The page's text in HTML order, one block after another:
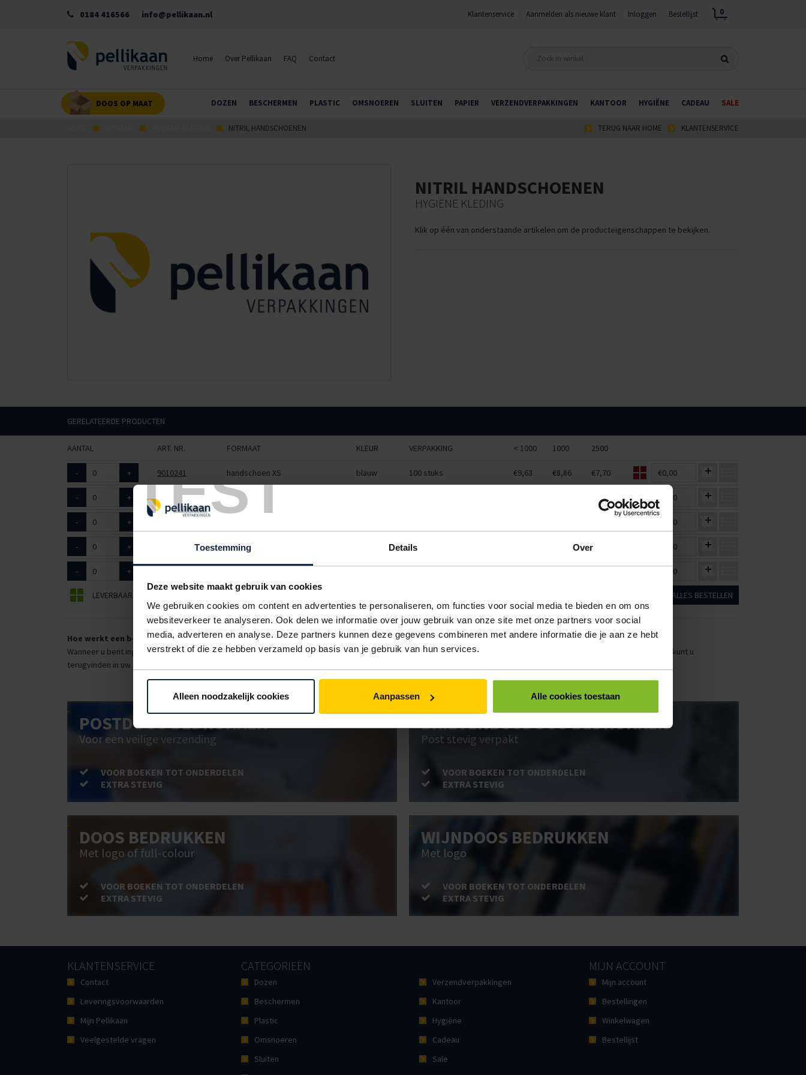
TEST
Toestemming Details Over
Deze website maakt gebruik van cookies
We gebruiken cookies om content en advertenties te personaliseren, om functies voor social media te bieden en om ons
websiteverkeer te analyseren. Ook delen we informatie over jouw gebruik van onze site met onze partners voor social
media, adverteren en analyse. Deze partners kunnen deze gegevens combineren met andere informatie die je aan ze hebt
verstrekt of die ze hebben verzameld op basis van je gebruik van hun services.
Alleen noodzakelijk cookies Aanpassen Alle cookies toestaan
0184 416566 info@pellikaan.nl Klantenservice Aanmelden als nieuwe klant Inloggen Bestellijst 0
Home Over Pellikaan FAQ Contact
DOZEN BESCHERMEN PLASTIC OMSNOEREN SLUITEN PAPIER VERZENDVERPAKKINGEN KANTOOR HYGIËNE CADEAU SALE
DOOS OP MAAT
NITRIL HANDSCHOENEN KLANTENSERVICE
TERUG NAAR HOME
NITRIL HANDSCHOENEN
HYGIËNE KLEDING
Klik op één van onderstaande artikelen om de producteigenschappen te bekijken.
GERELATEERDE PRODUCTEN
AANTAL ART. NR. FORMAAT KLEUR VERPAKKING < 1000 1000 2500
- + 9010241 handschoen XS blauw 100 stuks €9,63 €8,86 €7,70 €0,00
- + 9010242 handschoen S €7,70 €0,00
- + €0,00
- + handschoen L 100 stuks €7,70 €0,00
- + €0,00
LEVERBAAR BEPERKT LEVERBAAR ALLES BESTELLEN
Hoe werkt een bestellijst?
Wanneer u bent ingelogd, kunt u een eigen bestellijst maken. Gebruik bestel- en offertelijsten om eenvoudig en snel producten te bestellen. Uw bestel- en offertelijsten kunt u
terugvinden in uw account. Dat pakt altijd goed uit voor uw administratie!
POSTDOOS BEDRUKKEN
Voor een veilige verzending
VOOR BOEKEN TOT ONDERDELEN
EXTRA STEVIG
BRIEVENBUSDOOS BEDRUKKEN
Post stevig verpakt
VOOR BOEKEN TOT ONDERDELEN
EXTRA STEVIG
DOOS BEDRUKKEN
Met logo of full-colour
VOOR BOEKEN TOT ONDERDELEN
EXTRA STEVIG
WIJNDOOS BEDRUKKEN
Met logo
VOOR BOEKEN TOT ONDERDELEN
EXTRA STEVIG
KLANTENSERVICE
Contact
Leveringsvoorwaarden
Mijn Pellikaan
Veelgestelde vragen
CATEGORIEËN
Dozen
Beschermen
Plastic
Omsnoeren
Sluiten
Verzendverpakkingen
Kantoor
Hygiëne
Cadeau
Sale
MIJN ACCOUNT
Mijn account
Bestellingen
Winkelwagen
Bestellijst